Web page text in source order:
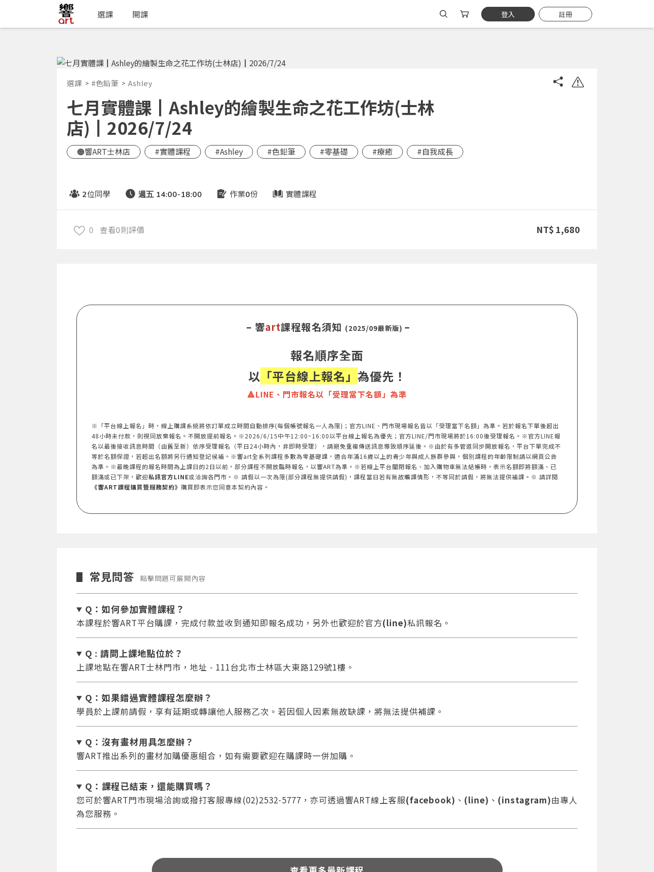
選課 開課 登入 註冊
選課 #色鉛筆 Ashley
七月實體課┃Ashley的繪製生命之花工作坊(士林
店)┃2026/7/24
🟠響ART士林店 #實體課程 #Ashley #色鉛筆 #零基礎 #療癒 #自我成長
2位同學 週五 14:00-18:00 作業0份 實體課程
0 查看0則評價 NT$ 1,680
– 響art課程報名須知 (2025/09最新版) –
報名順序全面
以 「平台線上報名」 為優先！
🔺LINE、門市報名以「受理當下名額」為準
※「平台線上報名」時，線上購課系統將依訂單成立時間自動排序(每個帳號報名一人為限)；官方LINE、門市現場報名皆以「受理當下名額」為準。若於報名下單後超出
48小時未付款，則視同放棄報名。不開放提前報名。※2026/6/15中午12:00~16:00以平台線上報名為優先；官方LINE/門市現場將於16:00後受理報名。※官方LINE報
名以最後接收訊息時間（由舊至新）依序受理報名（平日24小時內，非即時受理），請避免重複傳送訊息導致順序延後。※由於有多管道同步開放報名，平台下單完成不
等於名額保證，若超出名額將另行通知登記候補。※響art全系列課程多數為零基礎課，適合年滿16歲以上的青少年與成人族群參與，個別課程的年齡限制請以網頁公告
為準。※最晚課程的報名時間為上課日的2日以前，部分課程不開放臨時報名，以響ART為準。※若線上平台關閉報名、加入購物車無法結帳時，表示名額即將額滿、已
額滿或已下架，歡迎私訊官方LINE或洽詢各門市。※ 請假以一次為限(部分課程無提供請假)，課程當日若有無故曠課情形，不等同於請假，將無法提供補課。※ 請詳閱
《響ART課程購買暨服務契約》 購買即表示您同意本契約內容。
▋ 常見問答 點擊問題可展開內容
Q：如何參加實體課程？
本課程於響ART平台購課，完成付款並收到通知即報名成功，另外也歡迎於官方(line)私訊報名。
Q : 請問上課地點位於？
上課地點在響ART士林門市，地址 - 111台北市士林區大東路129號1樓。
Q：如果錯過實體課程怎麼辦？
學員於上課前請假，享有延期或轉讓他人服務乙次。若因個人因素無故缺課，將無法提供補課。
Q：沒有畫材用具怎麼辦？
響ART推出系列的畫材加購優惠組合，如有需要歡迎在購課時一併加購。
Q：課程已結束，還能購買嗎？
您可於響ART門市現場洽詢或撥打客服專線(02)2532-5777，亦可透過響ART線上客服(facebook) 、 (line) 、 (instagram)由專人
為您服務。